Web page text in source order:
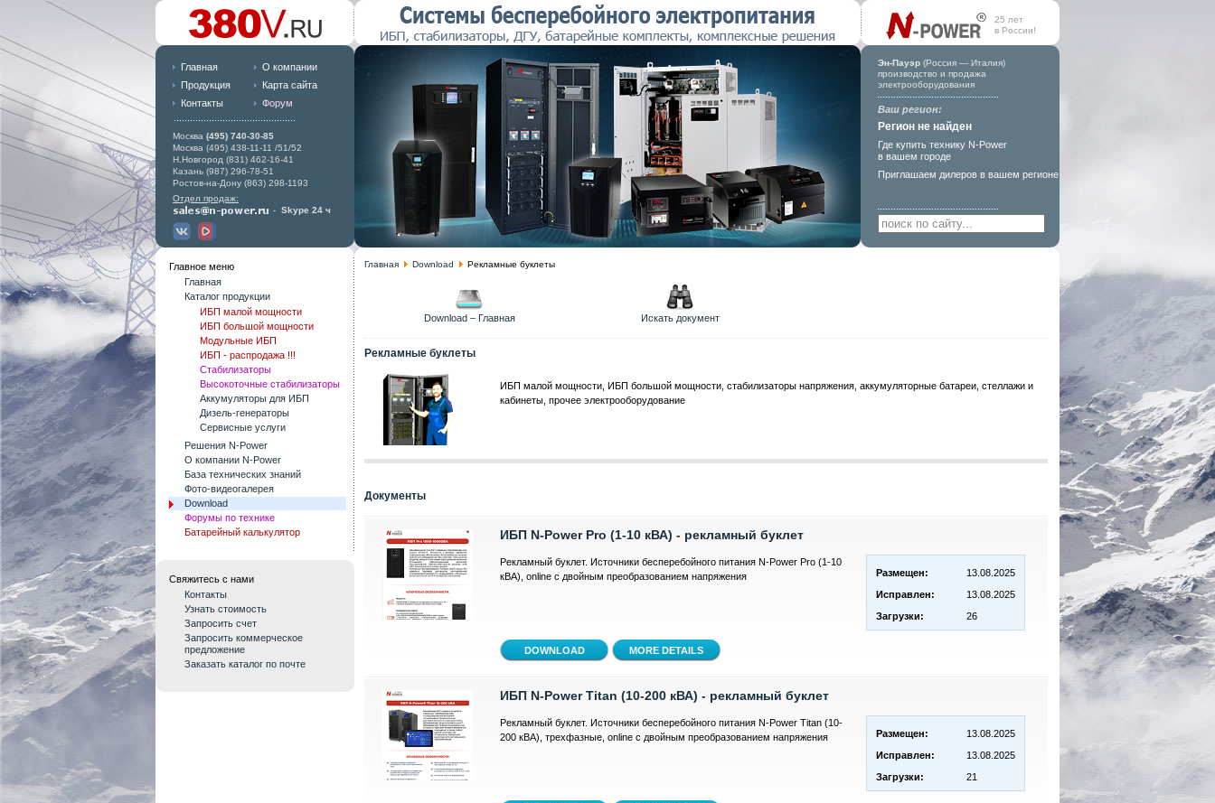
25 лет
в России!
Главная
О компании
Продукция
Карта сайта
Контакты
Форум
Москва (495) 740-30-85
Москва (495) 438-11-11 /51/52
Н.Новгород (831) 462-16-41
Казань (987) 296-78-51
Ростов-на-Дону (863) 298-1193
Отдел продаж:
- Skype 24 ч
Эн-Пауэр (Россия — Италия)
производство и продажа
электрооборудования
Ваш регион:
Регион не найден
Где купить технику N-Power
в вашем городе
Приглашаем дилеров в вашем регионе
Главное меню
Главная
Каталог продукции
ИБП малой мощности
ИБП большой мощности
Модульные ИБП
ИБП - распродажа !!!
Стабилизаторы
Высокоточные стабилизаторы
Аккумуляторы для ИБП
Дизель-генераторы
Сервисные услуги
Решения N-Power
О компании N-Power
База технических знаний
Фото-видеогалерея
Download
Форумы по технике
Батарейный калькулятор
Свяжитесь с нами
Контакты
Узнать стоимость
Запросить счет
Запросить коммерческое
предложение
Заказать каталог по почте
Главная Download Рекламные буклеты
Download – Главная Искать документ
Рекламные буклеты
ИБП малой мощности, ИБП большой мощности, стабилизаторы напряжения, аккумуляторные батареи, стеллажи и
кабинеты, прочее электрооборудование
Документы
ИБП N-Power Pro (1-10 кВА) - рекламный буклет
Размещен:
13.08.2025
Исправлен:
13.08.2025
Загрузки:
26
Рекламный буклет. Источники бесперебойного питания N-Power Pro (1-10
кВА), online с двойным преобразованием напряжения
MORE DETAILS
ИБП N-Power Titan (10-200 кВА) - рекламный буклет
Размещен:
13.08.2025
Исправлен:
13.08.2025
Загрузки:
21
Рекламный буклет. Источники бесперебойного питания N-Power Titan (10-
200 кВА), трехфазные, online с двойным преобразованием напряжения